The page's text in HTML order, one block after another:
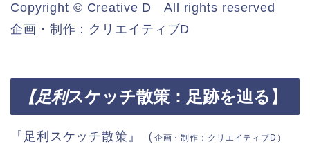
Copyright © Creative D All rights reserved
企画・制作：クリエイティブD
【足利スケッチ散策：足跡を辿る】
『足利スケッチ散策』（ 企画・制作：クリエイティブD）